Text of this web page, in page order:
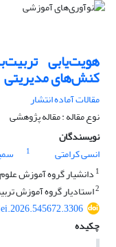
هویت‌یابی
کنش‌های مدیریتی
مقالات آماده انتشار
نوع مقاله : مقاله پژوهشی
نویسندگان
انسی کرامتی
1
1 دانشیار گروه آموزش علوم
2استادیار گروه آموزش
چکیده